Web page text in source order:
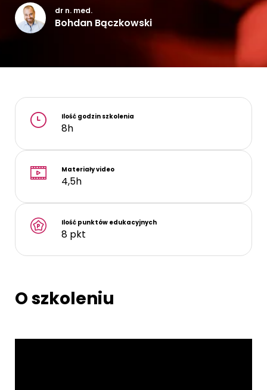
dr n. med.
Bohdan Bączkowski
Ilość godzin szkolenia
8h
Materiały video
4,5h
Ilość punktów edukacyjnych
8 pkt
O szkoleniu